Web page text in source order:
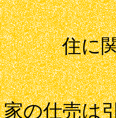
住に関
家の仕売は